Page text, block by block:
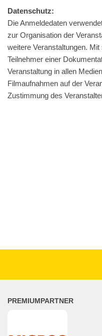
Daten­schutz:
Die Anmelde­dat­en
zur Organ­i­sa­tion der
weit­ere Ver­anstal­tun­gen.
Teil­nehmer ein­er
Ver­anstal­tung in allen
Fil­mauf­nah­men auf der
Zus­tim­mung des
PREMIUMPARTNER